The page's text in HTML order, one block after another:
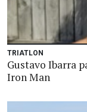
TRIATLON
Gustavo Ibarra
Iron Man